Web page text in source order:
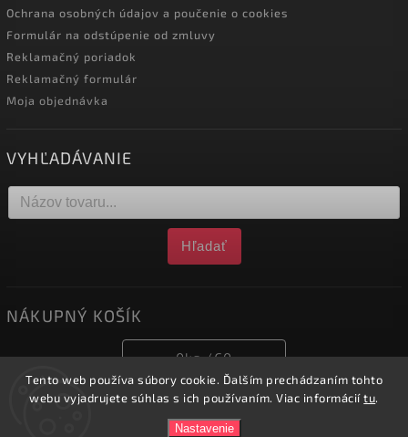
Tento web používa súbory cookie. Ďalším prechádzaním tohto
webu vyjadrujete súhlas s ich používaním. Viac informáciítu.
Nastavenie
Ochrana osobných údajov a poučenie o cookies
Formulár na odstúpenie od zmluvy
Reklamačný poriadok
Reklamačný formulár
Moja objednávka
VYHĽADÁVANIE
Hľadať
NÁKUPNÝ KOŠÍK
0ks /€0
obchod.nofox.sk. Všetky práva vyhradené.